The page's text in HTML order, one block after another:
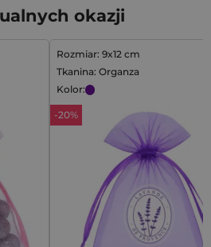
okazji
Rozmiar: 9x12 cm
Tkanina: Organza
Kolor:
-20%